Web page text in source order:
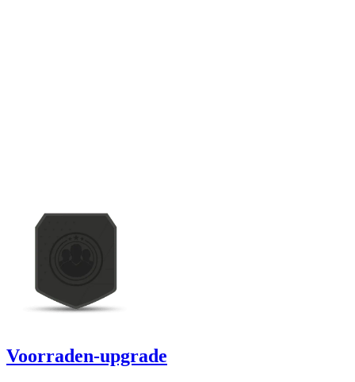
Voorraden-upgrade